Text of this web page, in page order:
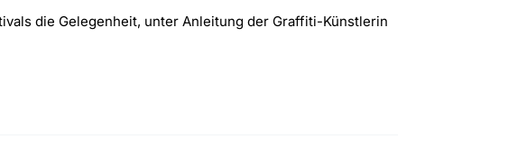
die Gelegenheit, unter Anleitung der Graffiti-Künstlerin